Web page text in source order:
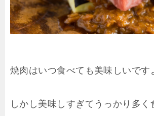
焼肉はいつ食べても美味しいです
しかし美味しすぎてうっかり多く